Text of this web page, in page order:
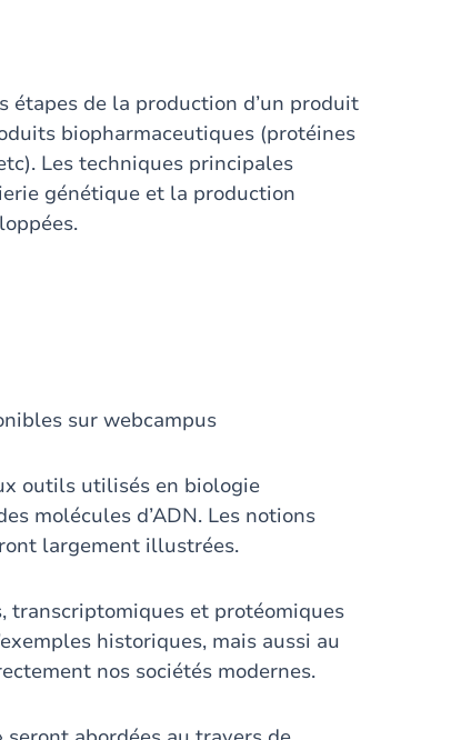
étapes de la production d’un produit
biopharmaceutiques (protéines
Les techniques principales
génétique et la production
sur webcampus
outils utilisés en biologie
molécules d’ADN. Les notions
largement illustrées.
transcriptomiques et protéomiques
historiques, mais aussi au
nos sociétés modernes.